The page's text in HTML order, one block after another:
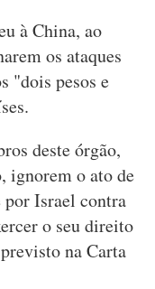
à China, ao
os ataques
"dois pesos e
deste órgão,
ignorem o ato de
por Israel contra
o seu direito
na Carta